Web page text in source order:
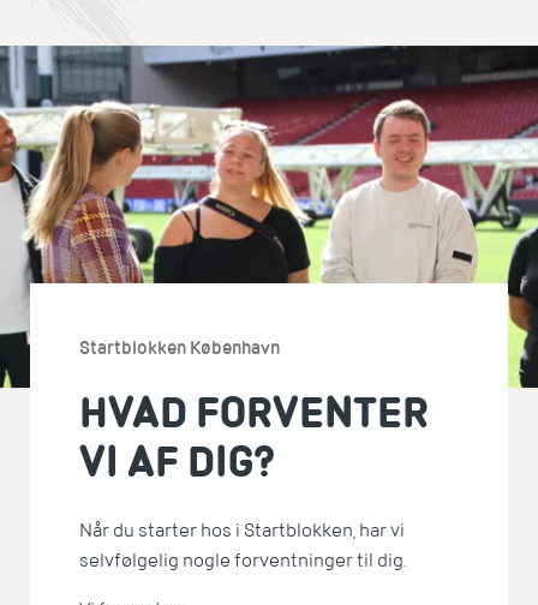
Startblokken København
HVAD FORVENTER
VI AF DIG?
Når du starter hos i Startblokken, har vi
selvfølgelig nogle forventninger til dig.